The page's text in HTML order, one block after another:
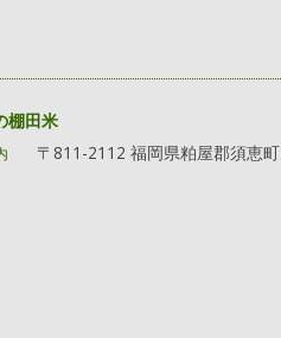
棚田米
〒811-2112 福岡県粕屋郡須恵